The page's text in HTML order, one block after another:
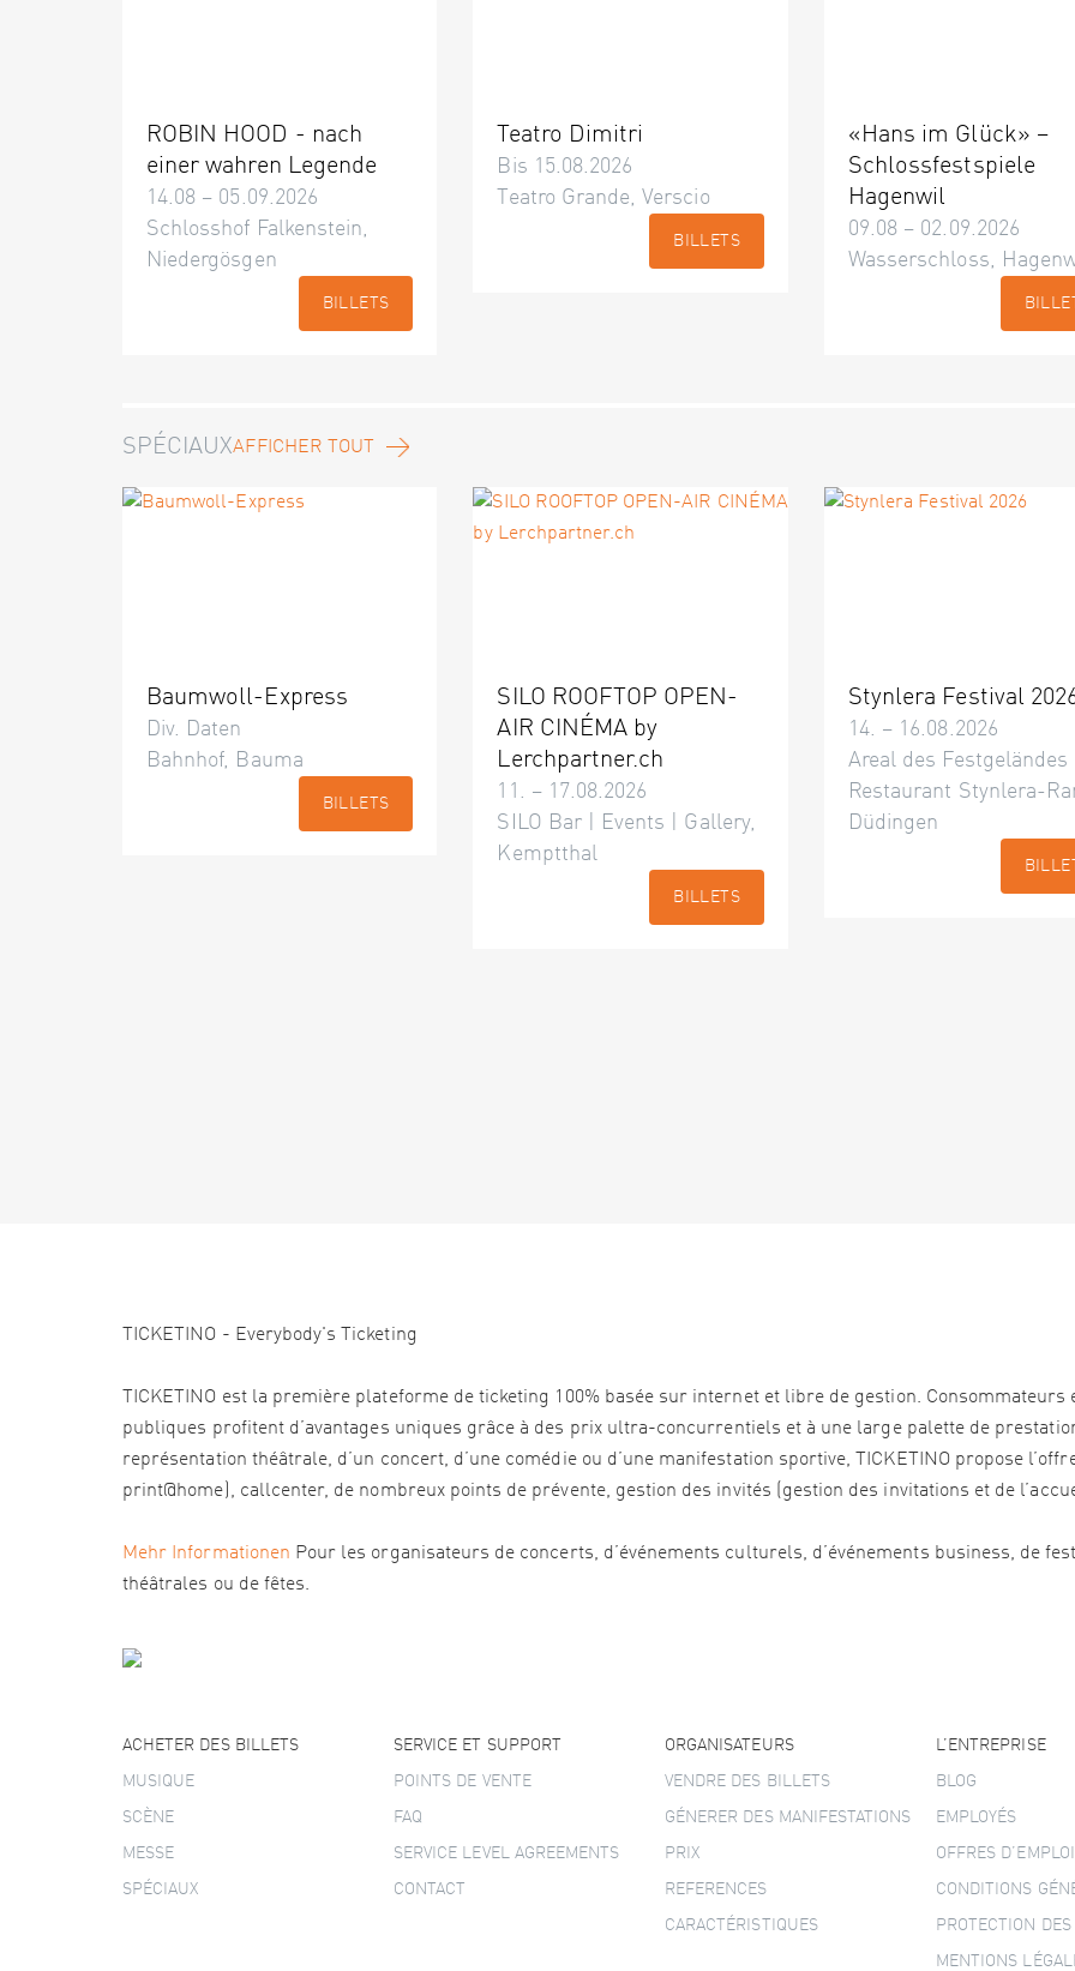
ROBIN HOOD - nach
einer wahren Legende
14.08 – 05.09.2026
Schlosshof Falkenstein,
Niedergösgen
BILLETS
Teatro Dimitri
Bis 15.08.2026
Teatro Grande, Verscio
BILLETS
«Hans im Glück» –
Schlossfestspiele
Hagenwil
09.08 – 02.09.2026
Wasserschloss,
SPÉCIAUXAFFICHER TOUT
Baumwoll-Express
Div. Daten
Bahnhof, Bauma
BILLETS
SILO ROOFTOP OPEN-
AIR CINÉMA by
Lerchpartner.ch
11. – 17.08.2026
SILO Bar | Events | Gallery,
Kemptthal
BILLETS
Stynlera Festival
14. – 16.08.2026
Areal des Festgeländes
Restaurant Stynlera-
Düdingen
TICKETINO - Everybody's Ticketing
TICKETINO est la première plateforme de ticketing 100% basée sur internet et libre de gestion.
publiques profitent d’avantages uniques grâce à des prix ultra-concurrentiels et à une large palette de
représentation théâtrale, d’un concert, d’une comédie ou d’une manifestation sportive, TICKETINO propose
print@home), callcenter, de nombreux points de prévente, gestion des invités (gestion des invitations et de
Mehr Informationen Pour les organisateurs de concerts, d’événements culturels, d’événements business, de
théâtrales ou de fêtes.
ACHETER DES BILLETS
MUSIQUE
SCÈNE
MESSE
SPÉCIAUX
SERVICE ET SUPPORT
POINTS DE VENTE
FAQ
SERVICE LEVEL AGREEMENTS
CONTACT
ORGANISATEURS
VENDRE DES BILLETS
GÉNERER DES MANIFESTATIONS
PRIX
REFERENCES
CARACTÉRISTIQUES
L’ENTREPRISE
BLOG
EMPLOYÉS
OFFRES D’EMPLOI
CONDITIONS
PROTECTION
MENTIONS